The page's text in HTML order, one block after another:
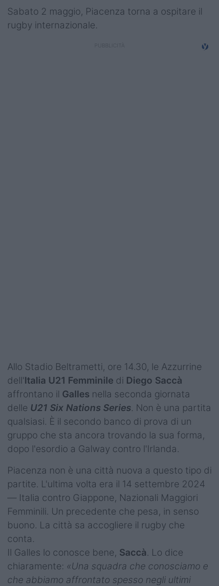
World Rugby
Shop
Sabato 2 maggio, Piacenza torna a ospitare il
rugby internazionale.
Allo Stadio Beltrametti, ore 14.30, le Azzurrine
dell'Italia U21 Femminile di Diego Saccà
affrontano il Galles nella seconda giornata
delle U21 Six Nations Series. Non è una partita
qualsiasi. È il secondo banco di prova di un
gruppo che sta ancora trovando la sua forma,
dopo l'esordio a Galway contro l'Irlanda.
Piacenza non è una città nuova a questo tipo di
partite. L'ultima volta era il 14 settembre 2024
— Italia contro Giappone, Nazionali Maggiori
Femminili. Un precedente che pesa, in senso
buono. La città sa accogliere il rugby che
conta.
Il Galles lo conosce bene, Saccà. Lo dice
chiaramente: «Una squadra che conosciamo e
che abbiamo affrontato spesso negli ultimi